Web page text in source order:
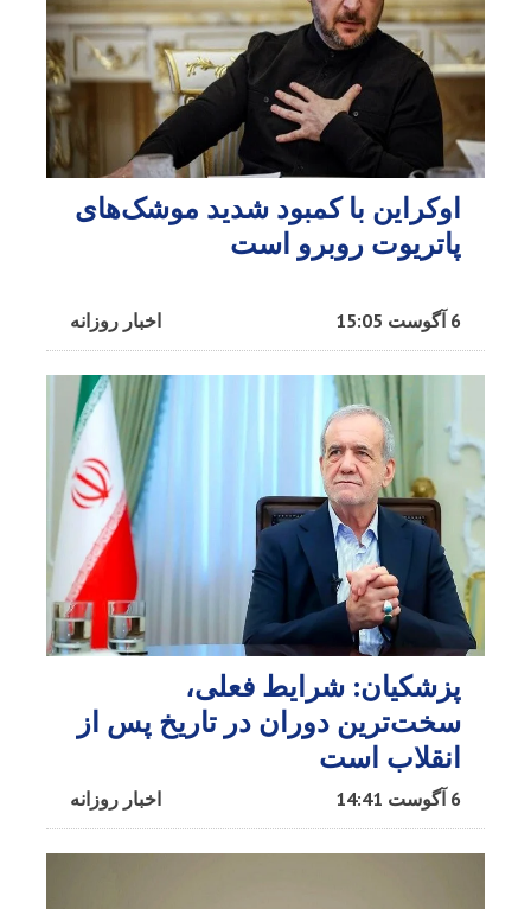
اوکراین با کمبود شدید موشک‌های
پاتریوت روبرو است
اخبار روزانه 6 آگوست 15:05
پزشکیان: شرایط فعلی،
سخت‌ترین دوران در تاریخ پس از
انقلاب است
اخبار روزانه 6 آگوست 14:41